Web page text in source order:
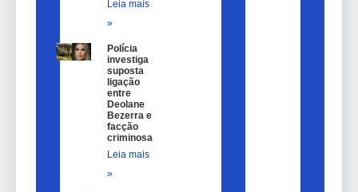
Leia mais
»
Polícia
investiga
suposta
ligação
entre
Deolane
Bezerra e
facção
criminosa
Leia mais
»